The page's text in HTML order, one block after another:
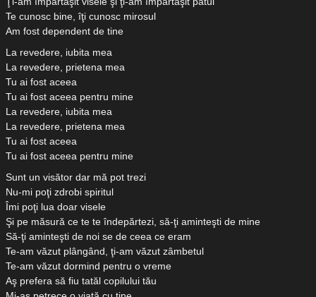
Te cunosc bine, îţi cunosc mirosul
Am fost dependent de tine
La revedere, iubita mea
La revedere, prietena mea
Tu ai fost aceea
Tu ai fost aceea pentru mine
La revedere, iubita mea
La revedere, prietena mea
Tu ai fost aceea
Tu ai fost aceea pentru mine
Sunt un visător dar mă pot trezi
Nu-mi poţi zdrobi spiritul
Îmi poţi lua doar visele
Şi pe măsură ce te te îndepărtezi, să-ţi aminteşti de mine
Să-ţi aminteşti de noi se de ceea ce eram
Te-am văzut plângând, ţi-am văzut zâmbetul
Te-am văzut dormind pentru o vreme
Aş prefera să fiu tatăl copilului tău